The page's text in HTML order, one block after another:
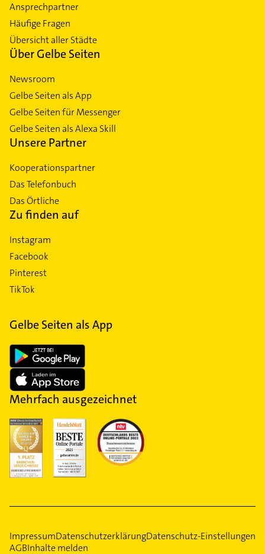
Ansprechpartner
Häufige Fragen
Übersicht aller Städte
Über Gelbe Seiten
Newsroom
Gelbe Seiten als App
Gelbe Seiten für Messenger
Gelbe Seiten als Alexa Skill
Unsere Partner
Kooperationspartner
Das Telefonbuch
Das Örtliche
Zu finden auf
Instagram
Facebook
Pinterest
TikTok
Gelbe Seiten als App
Mehrfach ausgezeichnet
ImpressumDatenschutzerklärungDatenschutz-Einstellungen
AGBInhalte melden